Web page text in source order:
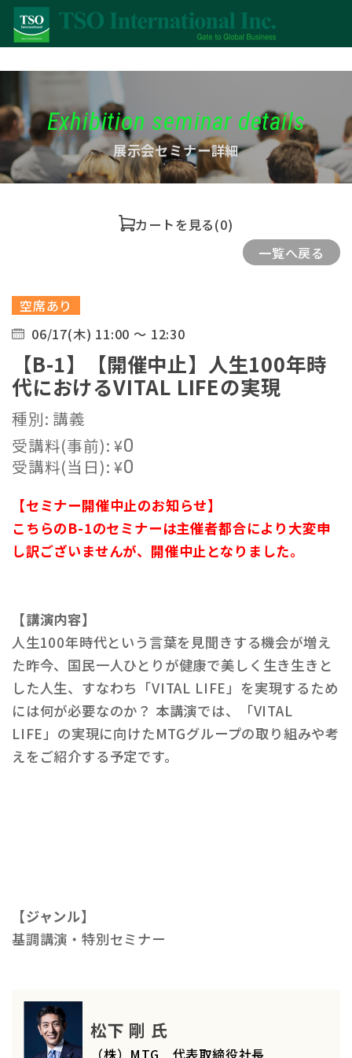
Exhibition seminar details
展示会セミナー詳細
カートを見る(0)
一覧へ戻る
空席あり
06/17(木) 11:00 ～ 12:30
【B-1】【開催中止】人生100年時
代におけるVITAL LIFEの実現
種別: 講義
受講料(事前):¥0
受講料(当日):¥0
【セミナー開催中止のお知らせ】
こちらのB-1のセミナーは主催者都合により大変申
し訳ございませんが、開催中止となりました。
【講演内容】
人生100年時代という言葉を見聞きする機会が増え
た昨今、国民一人ひとりが健康で美しく生き生きと
した人生、すなわち「VITAL LIFE」を実現するため
には何が必要なのか？ 本講演では、「VITAL
LIFE」の実現に向けたMTGグループの取り組みや考
えをご紹介する予定です。
【ジャンル】
基調講演・特別セミナー
松下 剛 氏
（株）MTG 代表取締役社長